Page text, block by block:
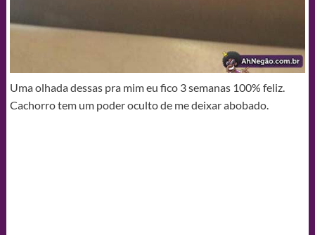
Uma olhada dessas pra mim eu fico 3 semanas 100% feliz.
Cachorro tem um poder oculto de me deixar abobado.